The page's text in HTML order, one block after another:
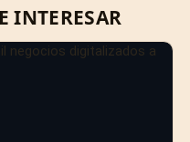
INTERESAR